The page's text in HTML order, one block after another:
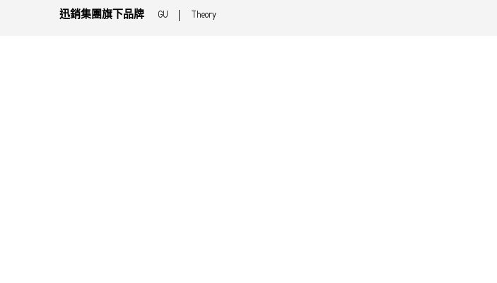
迅銷集團旗下品牌 GU Theory